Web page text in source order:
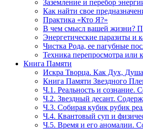
Заземление и перебор
Как найти свое
Практика «Кто Я?»
В чем смысл вашей жизни?
Энергетические паразиты и
Чистка Рода, ее пагубные
Техника перепросмотра или
Книга Памяти
Искра Творца. Как Дух,
Книга Памяти Звездного
Ч.1. Реальность и сознание.
Ч.2. Звездный десант.
Ч.3. Собирая кубик рубик
Ч.4. Квантовый суп и
Ч.5. Время и его аномалии.